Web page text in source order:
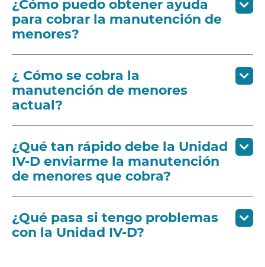
¿Cómo puedo obtener ayuda
para cobrar la manutención de
menores?
¿ Cómo se cobra la
manutención de menores
actual?
¿Qué tan rápido debe la Unidad
IV-D enviarme la manutención
de menores que cobra?
¿Qué pasa si tengo problemas
con la Unidad IV-D?